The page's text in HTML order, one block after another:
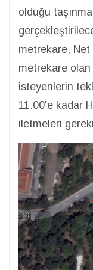
olduğu
metrekare, Net
metrekare
isteyenlerin
11.00'e kadar
iletmeleri